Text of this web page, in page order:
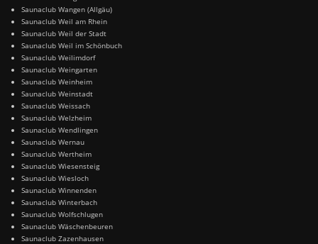
Saunaclub Wangen (Allgäu)
Saunaclub Weil am Rhein
Saunaclub Weil der Stadt
Saunaclub Weil im Schönbuch
Saunaclub Weilimdorf
Saunaclub Weingarten
Saunaclub Weinheim
Saunaclub Weinstadt
Saunaclub Weissach
Saunaclub Welzheim
Saunaclub Wendlingen
Saunaclub Wernau
Saunaclub Wertheim
Saunaclub Wiesensteig
Saunaclub Wiesloch
Saunaclub Winnenden
Saunaclub Winterbach
Saunaclub Wolfschlugen
Saunaclub Wäschenbeuren
Saunaclub Zazenhausen